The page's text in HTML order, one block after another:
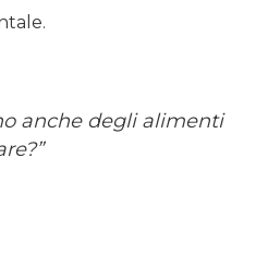
anche degli alimenti